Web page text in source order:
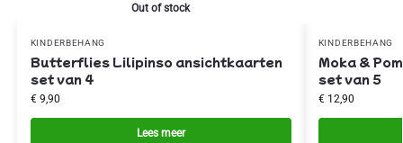
Out of stock
KINDERBEHANG
Butterflies Lilipinso ansichtkaarten
set van 4
€9,90
Lees meer
KINDERBEHANG
Moka &
set van 5
€12,90